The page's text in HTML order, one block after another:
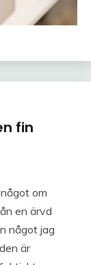
fin
om
en ärvd
något jag
är